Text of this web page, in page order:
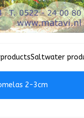
Saltwater
2-3cm